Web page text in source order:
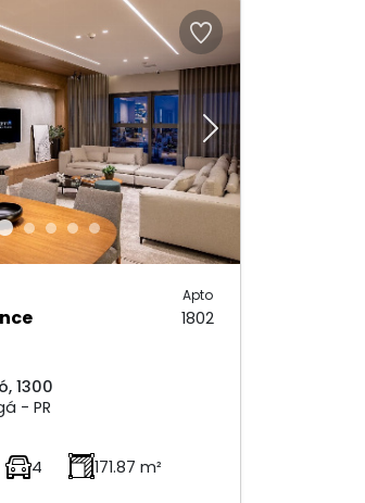
Next
Apto
1802
1300
- PR
4 171.87 m²